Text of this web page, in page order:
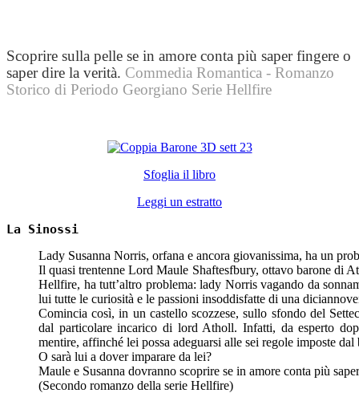
Scoprire sulla pelle se in amore conta più saper fingere o
saper dire la verità. Commedia Romantica - Romanzo
Storico di Periodo Georgiano Serie Hellfire
Sfoglia il libro
Leggi un estratto
La Sinossi
Lady Susanna Norris, orfana e ancora giovanissima, ha un
Il quasi trentenne Lord Maule Shaftesfbury, ottavo barone di
Hellfire, ha tutt’altro problema: lady Norris vagando da
lui tutte le curiosità e le passioni insoddisfatte di una
Comincia così, in un castello scozzese, sullo sfondo del
dal particolare incarico di lord Atholl. Infatti, da esperto
mentire, affinché lei possa adeguarsi alle sei regole imposte
O sarà lui a dover imparare da lei?
Maule e Susanna dovranno scoprire se in amore conta più
(Secondo romanzo della serie Hellfire)